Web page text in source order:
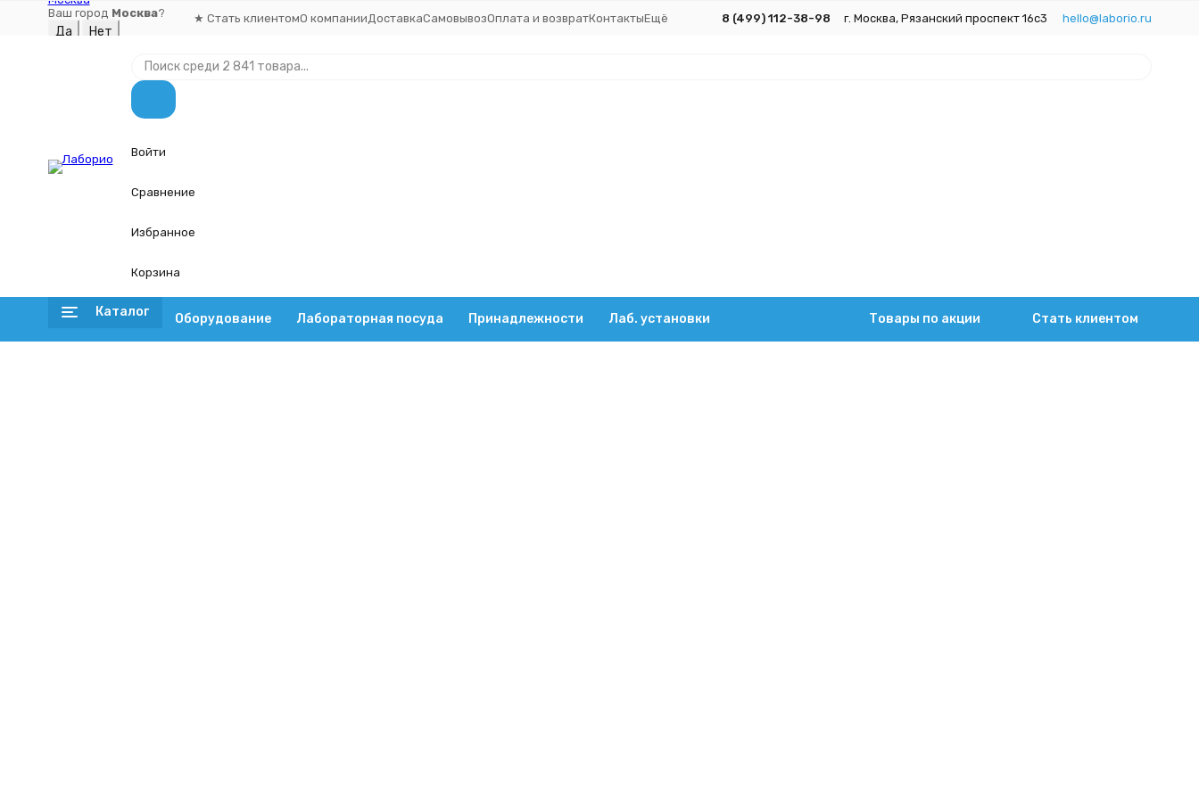
Ваш город Москва? ★ Стать клиентомО компании ДоставкаСамовывозОплата и возвратКонтактыЕщё 8 (499) 112-38-98 г. Москва, Рязанский проспект 16с3 hello@laborio.ru
Войти
Сравнение
Избранное
Корзина
Каталог Оборудование Лабораторная посуда Принадлежности Лаб. установки Товары по акции Стать клиентом